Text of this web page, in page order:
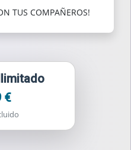
TUS COMPAÑEROS!
€